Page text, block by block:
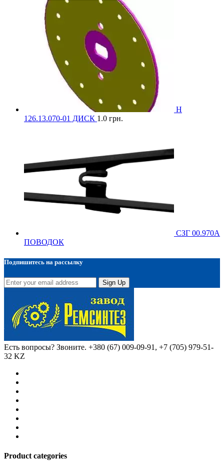
Н
126.13.070-01 ДИСК 1.0 грн.
СЗГ 00.970А
ПОВОДОК
Подпишитесь на рассылку
Sign Up
Есть вопросы? Звоните. +380 (67) 009-09-91, +7 (705) 979-51-
32 KZ
Product categories